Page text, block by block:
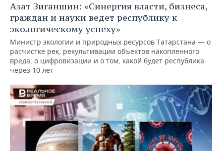
Азат Зиганшин: «Синергия власти, бизнеса,
граждан и науки ведет республику к
экологическому успеху»
Министр экологии и природных ресурсов Татарстана — о
расчистке рек, рекультивации объектов накопленного
вреда, о цифровизации и о том, какой будет республика
через 10 лет